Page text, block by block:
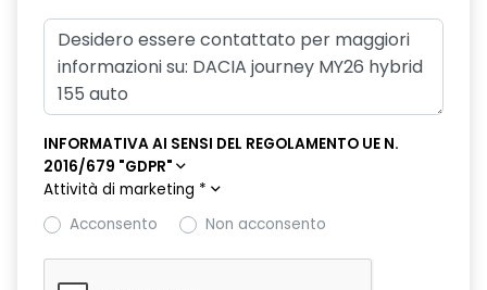
INFORMATIVA AI SENSI DEL REGOLAMENTO UE N.
2016/679 "GDPR"
Attività di marketing *
Acconsento
Non acconsento